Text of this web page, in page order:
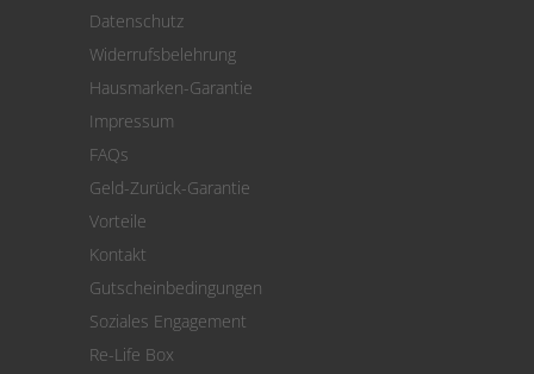
Cookie Einstellungen
Datenschutz
Widerrufsbelehrung
Hausmarken-Garantie
Impressum
FAQs
Geld-Zurück-Garantie
Vorteile
Kontakt
Gutscheinbedingungen
Soziales Engagement
Re-Life Box